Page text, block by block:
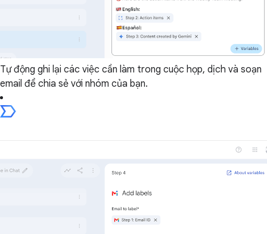
Tự động ghi lại các việc cần làm trong cuộc họp, dịch và soạn
email để chia sẻ với nhóm của bạn.